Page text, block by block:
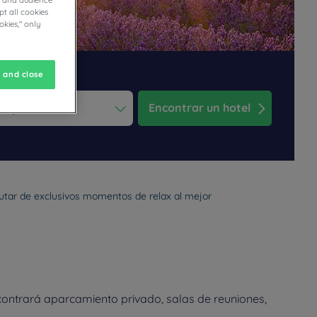
Encontrar un hotel
de exclusivos momentos de relax al mejor
aparcamiento privado, salas de reuniones,
all cookies
only
and close